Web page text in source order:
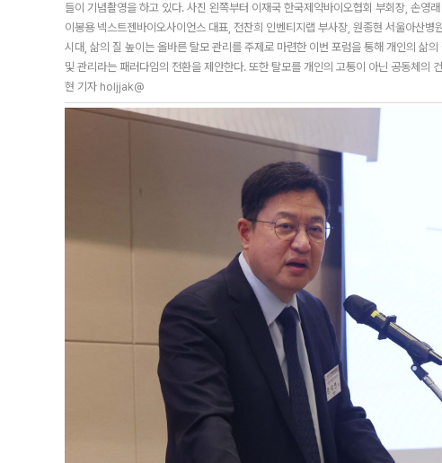
들이 기념촬영을 하고 있다. 사진 왼쪽부터 이재국 한국제약바이오협회 부회장, 손영
이봉용 넥스트젠바이오사이언스 대표, 전찬희 인벤티지랩 부사장, 원종현 서울아산
시대, 삶의 질 높이는 올바른 탈모 관리를 주제로 마련한 이번 포럼을 통해 개인의 삶
및 관리라는 패러다임의 전환을 제안한다. 또한 탈모를 개인의 고통이 아닌 공동체의
현 기자 holjjak@